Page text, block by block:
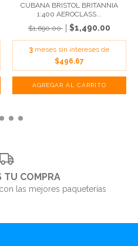
CUBANA BRISTOL BRITANNIA
1:400 AEROCLASS...
$1,690.00
$1,490.00
3 meses sin intereses de
$496.67
TU COMPRA
las mejores paqueterías